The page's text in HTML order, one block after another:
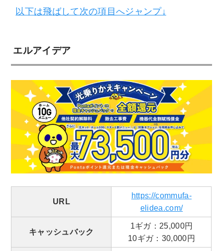
以下は飛ばして次の項目へジャンプ↓
エルアイデア
URL
https://commufa-
elidea.com/
キャッシュバック
1ギガ：25,000円
10ギガ：30,000円